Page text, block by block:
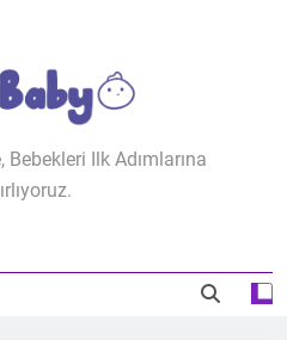
Ilk Adımlarına